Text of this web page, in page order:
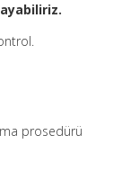
prosedürü